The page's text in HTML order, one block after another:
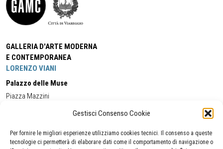
Gestisci Consenso Cookie
Per fornire le migliori esperienze utilizziamo cookies tecnici. Il consenso a queste
tecnologie ci permetterà di elaborare dati come il comportamento di navigazione o
GALLERIA D'ARTE MODERNA
E CONTEMPORANEA
LORENZO VIANI
Palazzo delle Muse
Piazza Mazzini
Cell:+39 338 5714978 (orario apertura Galleria)
Tel:
+39 0584 944580
(orario 09.00/13.00)
Email:gamc@comune.viareggio.lu.it